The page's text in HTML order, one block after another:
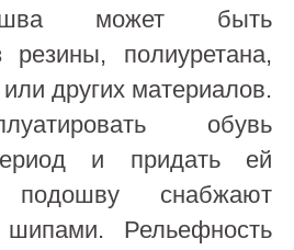
может быть
резины, полиуретана,
других материалов.
обувь
и придать ей
подошву снабжают
Рельефность